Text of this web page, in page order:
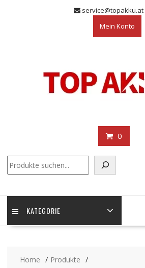
service@topakku.at
Mein Konto
0
KATEGORIE
Home
Produkte